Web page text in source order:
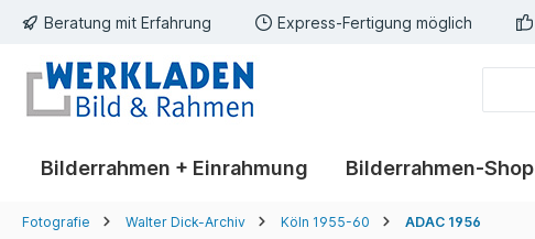
Zur Hauptnavigation springen
Beratung mit Erfahrung Express-Fertigung möglich
Bilderrahmen + Einrahmung Bilderrahmen-Shop
Fotografie Walter Dick-Archiv Köln 1955-60 ADAC 1956